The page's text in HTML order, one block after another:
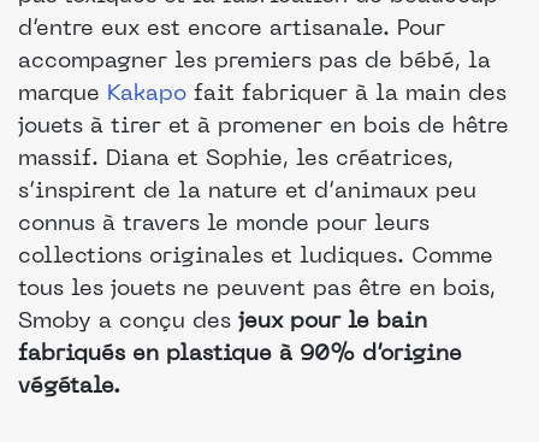
d’entre eux est encore artisanale. Pour
accompagner les premiers pas de bébé, la
marque Kakapo fait fabriquer à la main des
jouets à tirer et à promener en bois de hêtre
massif. Diana et Sophie, les créatrices,
s’inspirent de la nature et d’animaux peu
connus à travers le monde pour leurs
collections originales et ludiques. Comme
tous les jouets ne peuvent pas être en bois,
Smoby a conçu des jeux pour le bain
fabriqués en plastique à 90% d’origine
végétale.